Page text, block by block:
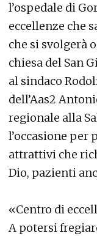
l’ospedale di
eccellenze che
che si svolgerà
chiesa del San
al sindaco
dell’Aas2
regionale alla
l’occasione per
attrattivi che
Dio, pazienti
«Centro di
A potersi